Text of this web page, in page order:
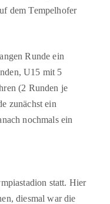
dem Tempelhofer
Runde ein
U15 mit 5
(2 Runden je
zunächst ein
nochmals ein
statt. Hier
diesmal war die